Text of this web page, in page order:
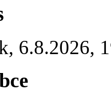
, 6.8.2026,